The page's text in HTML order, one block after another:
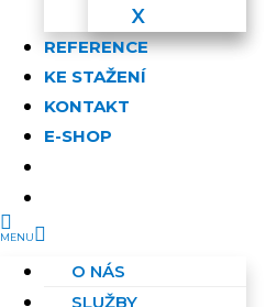
X
REFERENCE
KE STAŽENÍ
KONTAKT
E-SHOP
O NÁS
SLUŽBY